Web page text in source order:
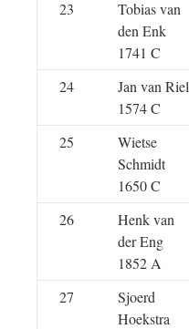
23
Tobias van
den Enk
1741 C
24
Jan van Riel
1574 C
25
Wietse
Schmidt
1650 C
26
Henk van
der Eng
1852 A
27
Sjoerd
Hoekstra